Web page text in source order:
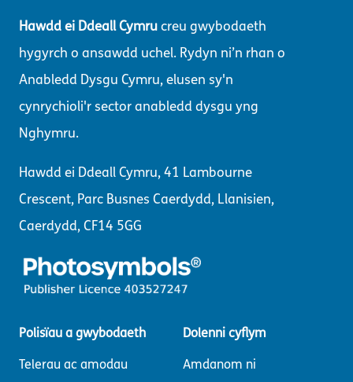
Hawdd ei Ddeall Cymrucreu gwybodaeth
hygyrch o ansawdd uchel. Rydyn ni’n rhan o
Anabledd Dysgu Cymru, elusen sy'n
cynrychioli'r sector anabledd dysgu yng
Nghymru.
Hawdd ei Ddeall Cymru, 41 Lambourne
Crescent, Parc Busnes Caerdydd, Llanisien,
Caerdydd, CF14 5GG
Polisïau a gwybodaeth
Telerau ac amodau
Dolenni cyflym
Amdanom ni